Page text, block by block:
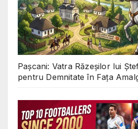
Pașcani: Vatra Răzeșilor lui
pentru Demnitate în Fața